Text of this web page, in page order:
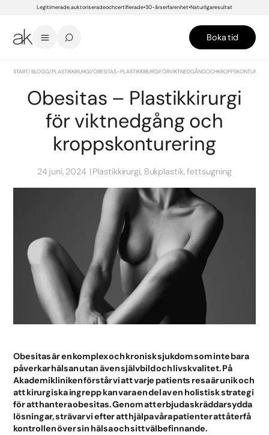
Legitimerade, auktoriserade och certifierade 30-års erfarenhet Naturliga resultat
Boka tid
START/BLOGG/PLASTIKKIRURGI/OBESITAS – PLASTIKKIRURGI FÖR VIKTNEDGÅNG OCH
Obesitas – Plastikkirurgi
för viktnedgång och
kroppskonturering
24 juni, 2024 Plastikkirurgi, Bukplastik, fettsugning
Obesitas är en komplex och kronisk sjukdom som inte bara
påverkar hälsan utan även självbild och livskvalitet. På
Akademikliniken förstår vi att varje patients resa är unik och
att kirurgiska ingrepp kan vara en del av en holistisk strategi
för att hantera obesitas. Genom att erbjuda skräddarsydda
lösningar, strävar vi efter att hjälpa våra patienter att återfå
kontrollen över sin hälsa och sitt välbefinnande.